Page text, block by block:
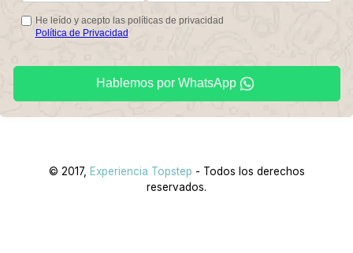
He leído y acepto las políticas de privacidad
Política de Privacidad
Hablemos por WhatsApp
© 2017, Experiencia Topstep - Todos los derechos
reservados.